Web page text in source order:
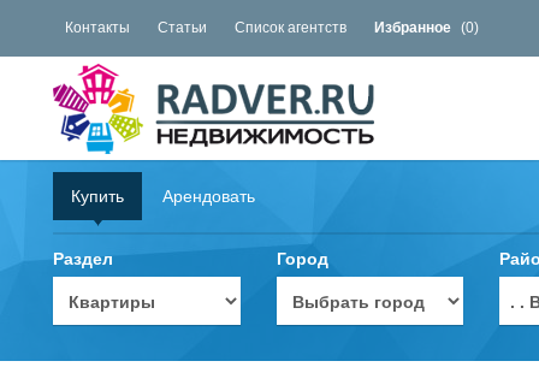
Контакты Статьи Список агентств Избранное (0)
Купить Арендовать
Раздел Город
. .